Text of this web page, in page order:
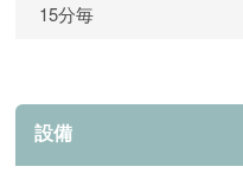
15分毎
設備